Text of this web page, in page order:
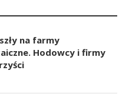
na farmy
Hodowcy i firmy